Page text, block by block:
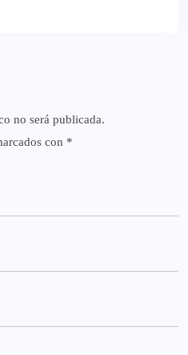
no será publicada.
con *